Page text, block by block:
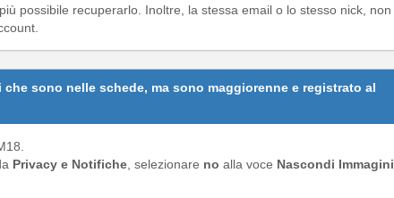
possibile recuperarlo. Inoltre, la stessa email o lo stesso nick, non
sono nelle schede, ma sono maggiorenne e registrato al
Privacy e Notifiche , selezionare no alla voce Nascondi Immagini